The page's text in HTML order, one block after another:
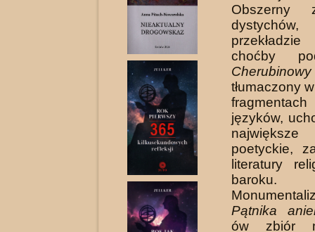
Obszerny
choćby
tłumaczony
języków,
naj­większe
poetyckie,
literatury
baroku.
Pątnika
ów zbiór